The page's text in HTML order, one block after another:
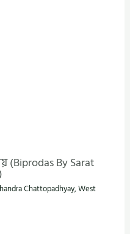
(Biprodas By Sarat
Chattopadhyay,West